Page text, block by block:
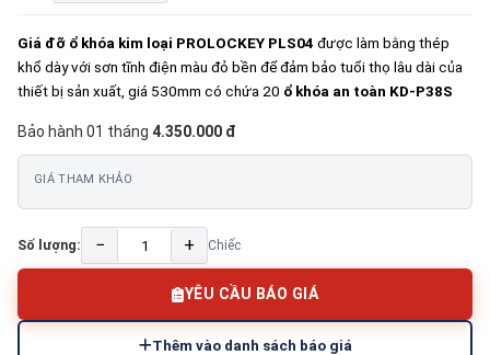
Giá đỡ ổ khóa kim loại PROLOCKEY PLS04 được làm bằng thép
khổ dày với sơn tĩnh điện màu đỏ bền để đảm bảo tuổi thọ lâu dài của
thiết bị sản xuất, giá 530mm có chứa 20 ổ khóa an toàn KD-P38S
Bảo hành 01 tháng 4.350.000 đ
GIÁ THAM KHẢO
Số lượng: − + Chiếc
YÊU CẦU BÁO GIÁ
Thêm vào danh sách báo giá